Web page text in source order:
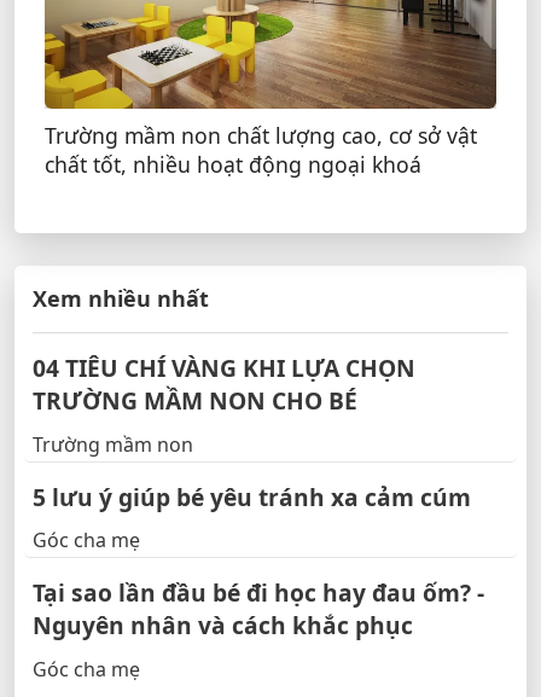
Trường mầm non chất lượng cao, cơ sở vật
chất tốt, nhiều hoạt động ngoại khoá
Xem nhiều nhất
04 TIÊU CHÍ VÀNG KHI LỰA CHỌN
TRƯỜNG MẦM NON CHO BÉ
Trường mầm non
5 lưu ý giúp bé yêu tránh xa cảm cúm
Góc cha mẹ
Tại sao lần đầu bé đi học hay đau ốm? -
Nguyên nhân và cách khắc phục
Góc cha mẹ